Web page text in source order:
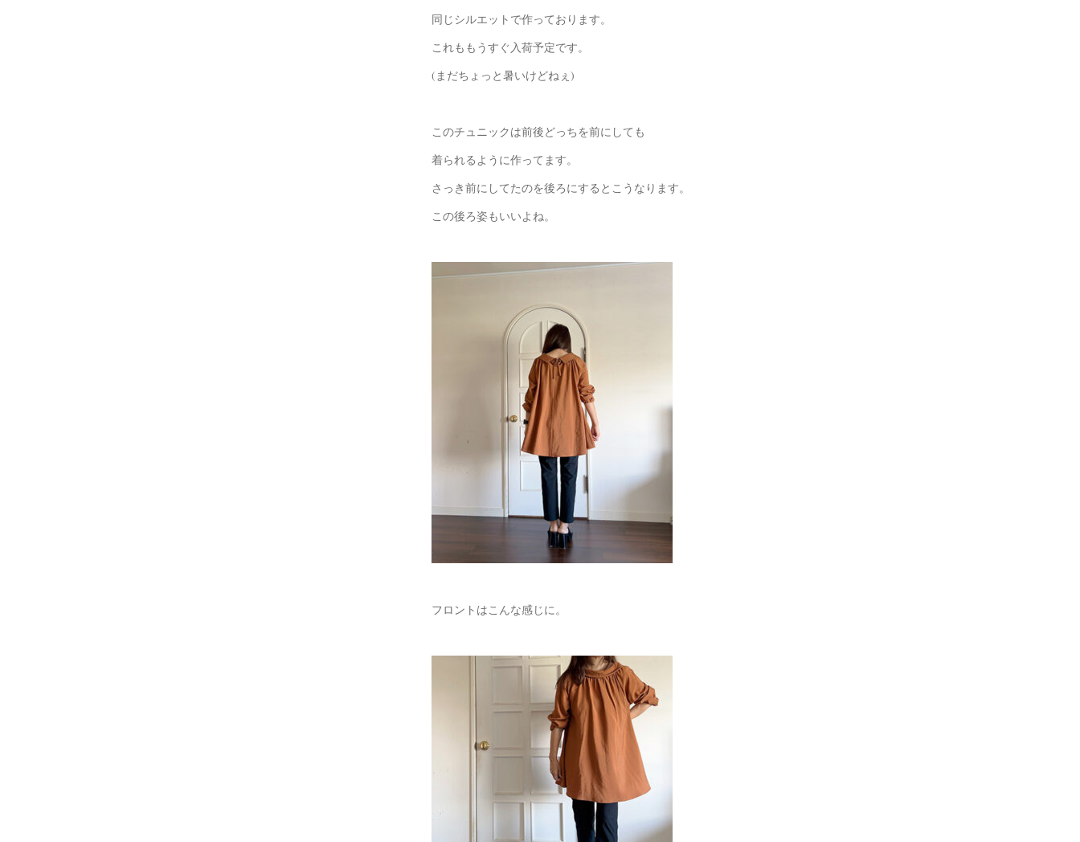
同じシルエットで作っております。
これももうすぐ入荷予定です。
(まだちょっと暑いけどねぇ)
このチュニックは前後どっちを前にしても
着られるように作ってます。
さっき前にしてたのを後ろにするとこうなります。
この後ろ姿もいいよね。
フロントはこんな感じに。